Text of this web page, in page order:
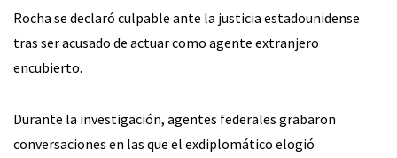
Rocha se declaró culpable ante la justicia estadounidense
tras ser acusado de actuar como agente extranjero
encubierto.
Durante la investigación, agentes federales grabaron
conversaciones en las que el exdiplomático elogió